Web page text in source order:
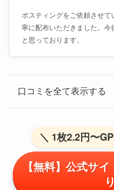
ポスティングをご依頼させ
寧に配布いただきました。今
と思っております。
口コミを全て表示する
＼ 1枚2.2円〜
【無料】公式サ
り